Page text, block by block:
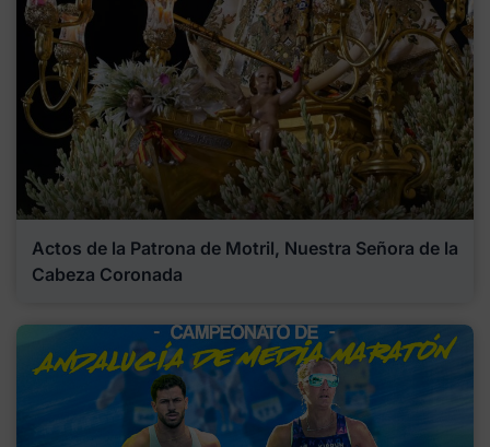
Actos de la Patrona de Motril, Nuestra Señora de la
Cabeza Coronada